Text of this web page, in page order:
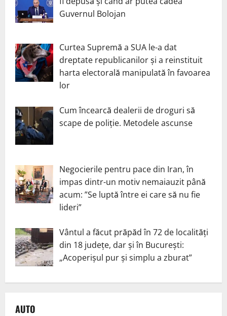
Guvernul Bolojan
Curtea Supremă a SUA le-a dat
dreptate republicanilor și a reinstituit
harta electorală manipulată în favoarea
lor
Cum încearcă dealerii de droguri să
scape de poliție. Metodele ascunse
Negocierile pentru pace din Iran, în
impas dintr-un motiv nemaiauzit până
acum: ”Se luptă între ei care să nu fie
lideri”
Vântul a făcut prăpăd în 72 de localități
din 18 județe, dar și în București:
„Acoperișul pur și simplu a zburat”
AUTO